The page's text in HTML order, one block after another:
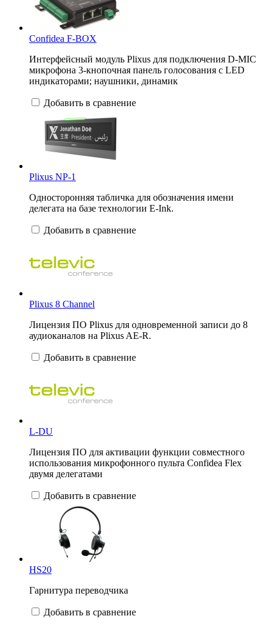
Confidea F-BOX
Интерфейсный модуль Plixus для подключения D-MIC
микрофона 3-кнопочная панель голосования с LED
индикаторами; наушники, динамик
Добавить в сравнение
Plixus NP-1
Односторонняя табличка для обозначения имени
делегата на базе технологии E-Ink.
Добавить в сравнение
Plixus 8 Channel
Лицензия ПО Plixus для одновременной записи до 8
аудиоканалов на Plixus AE-R.
Добавить в сравнение
L-DU
Лицензия ПО для активации функции совместного
использования микрофонного пульта Confidea Flex
двумя делегатами
Добавить в сравнение
HS20
Гарнитура переводчика
Добавить в сравнение